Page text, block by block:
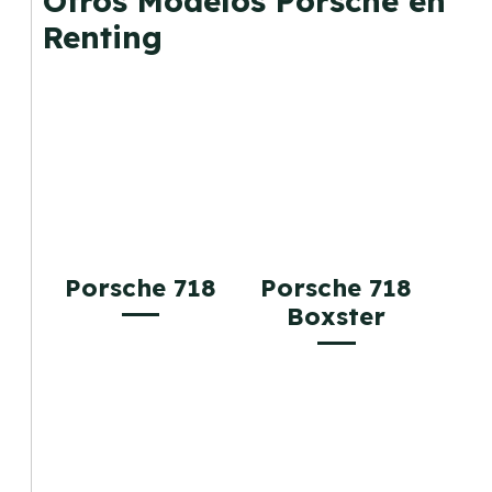
gusta cambiar de coche cada pocos años.
Renting
Porsche 718
Porsche 718
Boxster